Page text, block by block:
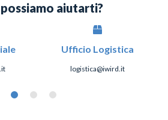
aiutarti?
Ufficio Logistica
logistica@iwird.it